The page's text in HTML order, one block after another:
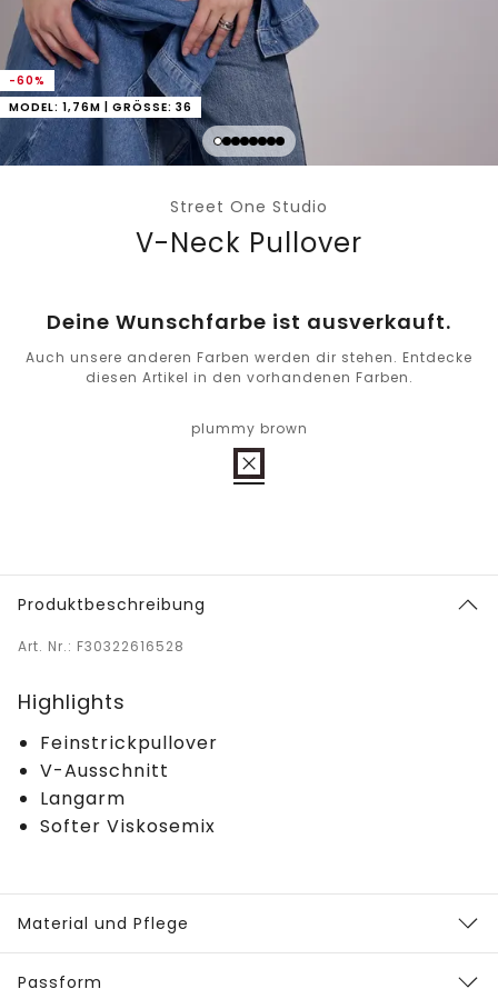
-60%
MODEL: 1,76M | GRÖSSE: 36
Street One Studio
V-Neck Pullover
Deine Wunschfarbe ist ausverkauft.
Auch unsere anderen Farben werden dir stehen. Entdecke
diesen Artikel in den vorhandenen Farben.
plummy brown
Produktbeschreibung
Art. Nr.: F30322616528
Highlights
Feinstrickpullover
V-Ausschnitt
Langarm
Softer Viskosemix
Material und Pflege
Passform